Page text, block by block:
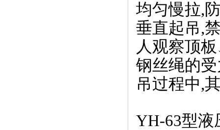
均匀慢拉,
垂直起吊,
人观察顶
钢丝绳的
吊过程中,
YH-63型